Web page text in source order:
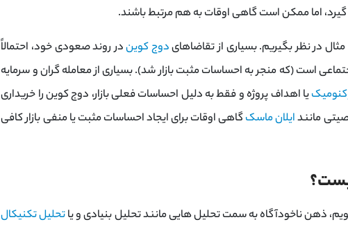
اما ممکن است گاهی اوقات به هم مرتبط باشند.
دوج کویندر روند صعودی خود، احتمالاً
است (که منجر به احساسات مثبت بازار شد). بسیاری از معامله گران و سرمایه
یا اهداف پروژه و فقط به دلیل احساسات فعلی بازار، دوج کوین را خریداری
مانندایلان ماسکگاهی اوقات برای ایجاد احساسات مثبت یا منفی بازار کافی
ذهن ناخودآگاه به سمت تحلیل هایی مانند تحلیل بنیادی و یاتحلیل تکنیکال